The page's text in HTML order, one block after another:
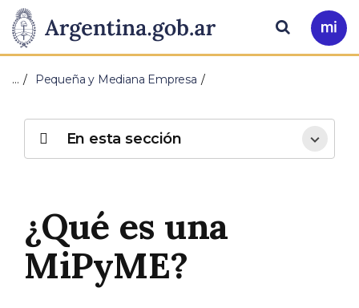
Presidencia
de
Nación
Pasar al contenido principal
Ir
a
Buscar
… Pequeña y Mediana Empresa
¿Qué es una
MiPyME?
En esta sección